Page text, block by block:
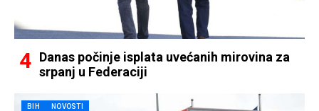
Danas počinje isplata uvećanih mirovina za
srpanj u Federaciji
BIH NOVOSTI